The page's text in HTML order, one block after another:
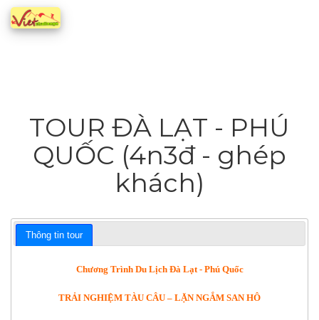
TOUR ĐÀ LẠT - PHÚ
QUỐC (4n3đ - ghép
khách)
Thông tin tour
Chương Trình Du Lịch Đà Lạt - Phú Quốc
TRẢI NGHIỆM TÀU CÂU – LẶN NGẮM SAN HÔ